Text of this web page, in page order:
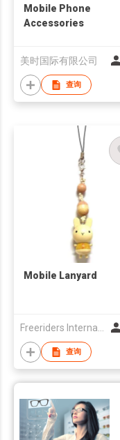
Mobile Phone
Accessories
美时国际有限公司
查询
Mobile Lanyard
Freeriders International Corp
查询